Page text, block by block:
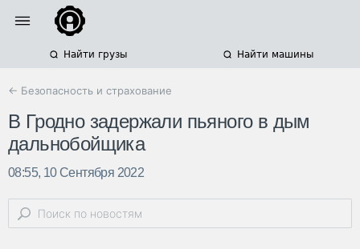
Найти грузы Найти машины
← Безопасность и страхование
В Гродно задержали пьяного в дым
дальнобойщика
08:55, 10 Сентября 2022